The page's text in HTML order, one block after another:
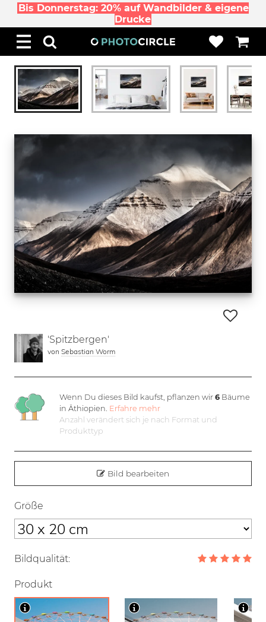
Bis Donnerstag: 20% auf Wandbilder & eigene
Drucke
'Spitzbergen'
von Sebastian Worm
Wenn Du dieses Bild kaufst, pflanzen wir6 Bäume
in Äthiopien. Erfahre mehr
Anzahl verändert sich je nach Format und
Produkttyp
Bild bearbeiten
Größe
Bildqualität:
Produkt